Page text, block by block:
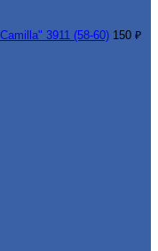
3911 (58-60) 150 ₽